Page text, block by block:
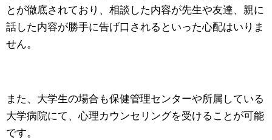
とが徹底されており、相談した内容が先生や友達、親に
話した内容が勝手に告げ口されるといった心配はいりま
せん。
また、大学生の場合も保健管理センターや所属している
大学病院にて、心理カウンセリングを受けることが可能
です。